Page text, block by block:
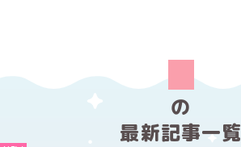
の
最新記事一覧